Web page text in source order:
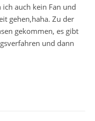
auch kein Fan und
gehen,haha. Zu der
gekommen, es gibt
und dann